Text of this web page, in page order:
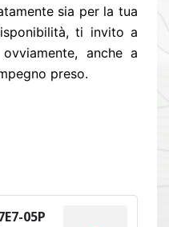
sia per la tua
ti invito a
anche a
preso.
05P